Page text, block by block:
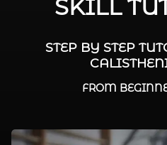
SKILL
STEP BY STEP
FROM